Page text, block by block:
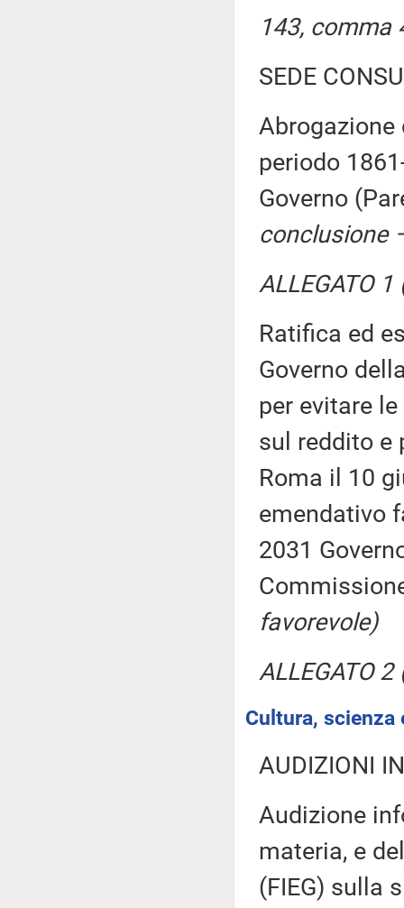
143, comma
SEDE
periodo
Governo
conclusione
ALLEGATO
Ratifica ed
Governo
per evitare
sul reddito e
Roma il 10
emendativo
2031
favorevole)
ALLEGATO
Cultura,
AUDIZIONI
Audizione
materia, e
(FIEG) sulla